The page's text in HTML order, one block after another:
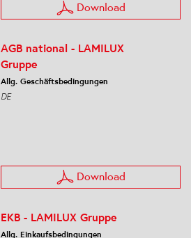
Download
AGB national - LAMILUX
Gruppe
Allg. Geschäftsbedingungen
DE
Download
EKB - LAMILUX Gruppe
Allg. Einkaufsbedingungen